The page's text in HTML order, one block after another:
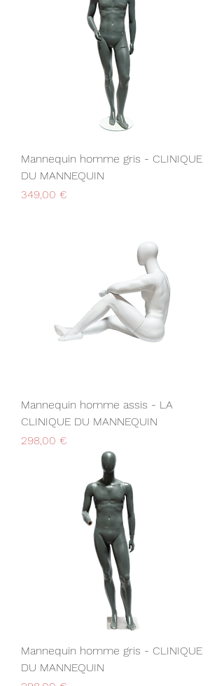
Mannequin homme gris - CLINIQUE
DU MANNEQUIN
Prix
349,00 €
Mannequin homme assis - LA
CLINIQUE DU MANNEQUIN
Prix
298,00 €
Mannequin homme gris - CLINIQUE
DU MANNEQUIN